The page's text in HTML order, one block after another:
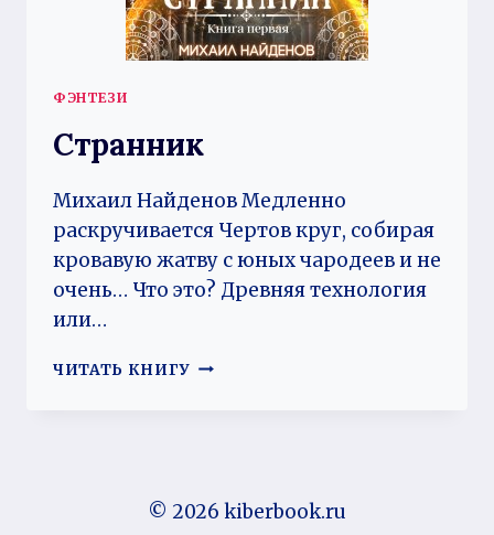
ФЭНТЕЗИ
Странник
Михаил Найденов Медленно
раскручивается Чертов круг, собирая
кровавую жатву с юных чародеев и не
очень… Что это? Древняя технология
или…
ЧИТАТЬ КНИГУ СТРАННИК
© 2026 kiberbook.ru